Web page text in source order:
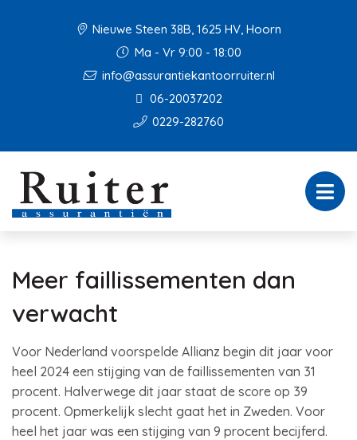
Nieuwe Steen 38B, 1625 HV, Hoorn
Ma - Vr 9:00 - 18:00
info@assurantiekantoorruiter.nl
06-20037202
0229-282760
Meer faillissementen dan
verwacht
Voor Nederland voorspelde Allianz begin dit jaar voor
heel 2024 een stijging van de faillissementen van 31
procent. Halverwege dit jaar staat de score op 39
procent. Opmerkelijk slecht gaat het in Zweden. Voor
heel het jaar was een stijging van 9 procent becijferd.